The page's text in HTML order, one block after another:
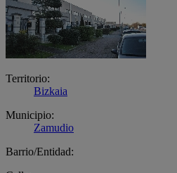
Territorio:
Bizkaia
Municipio:
Zamudio
Barrio/Entidad: